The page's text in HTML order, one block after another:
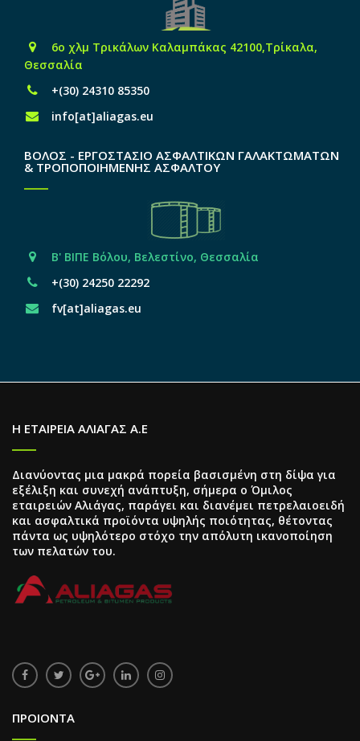
6o χλμ Τρικάλων Καλαμπάκας 42100,Τρίκαλα,
Θεσσαλία
+(30) 24310 85350
info[at]aliagas.eu
ΒΟΛΟΣ - ΕΡΓΟΣΤΑΣΙΟ ΑΣΦΑΛΤΙΚΩΝ ΓΑΛΑΚΤΩΜΑΤΩΝ
& ΤΡΟΠΟΠΟΙΗΜΕΝΗΣ ΑΣΦΑΛΤΟΥ
Β' ΒΙΠΕ Βόλου, Βελεστίνο, Θεσσαλία
+(30) 24250 22292
fv[at]aliagas.eu
Η ΕΤΑΙΡΕΙΑ ΑΛΙΑΓΑΣ Α.Ε
Διανύοντας μια μακρά πορεία βασισμένη στη δίψα για
εξέλιξη και συνεχή ανάπτυξη, σήμερα ο Όμιλος
εταιρειών Αλιάγας, παράγει και διανέμει πετρελαιοειδή
και ασφαλτικά προϊόντα υψηλής ποιότητας, θέτοντας
πάντα ως υψηλότερο στόχο την απόλυτη ικανοποίηση
των πελατών του.
ΠΡΟΙΟΝΤΑ